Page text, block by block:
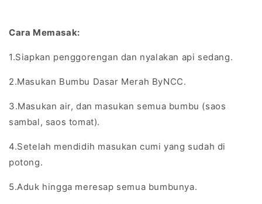
Cara Memasak:
1.Siapkan penggorengan dan nyalakan api sedang.
2.Masukan Bumbu Dasar Merah ByNCC.
3.Masukan air, dan masukan semua bumbu (saos
sambal, saos tomat).
4.Setelah mendidih masukan cumi yang sudah di
potong.
5.Aduk hingga meresap semua bumbunya.